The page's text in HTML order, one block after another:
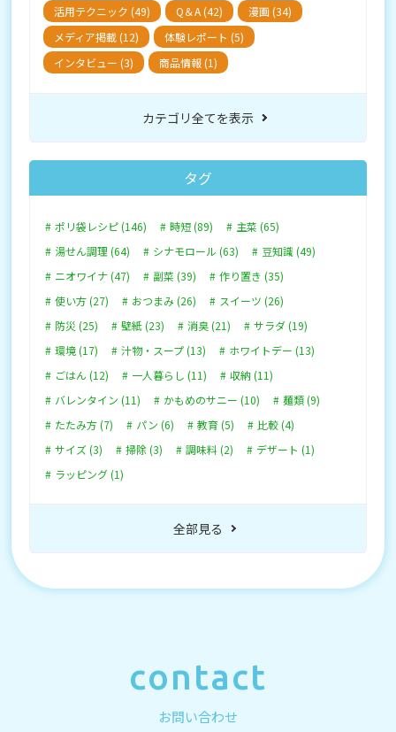
活用テクニック (49)
Q＆A (42)
漫画 (34)
メディア掲載 (12)
体験レポート (5)
インタビュー (3)
商品情報 (1)
カテゴリ全てを表示
タグ
ポリ袋レシピ (146) 時短 (89)
主菜 (65)
湯せん調理 (64)
シナモロール (63)
豆知識 (49)
ニオワイナ (47)
副菜 (39)
作り置き (35)
使い方 (27)
おつまみ (26)
スイーツ (26)
防災 (25)
壁紙 (23) 消臭 (21)
サラダ (19)
環境 (17)
汁物・スープ (13)
ホワイトデー (13)
ごはん (12)
一人暮らし (11)
収納 (11)
バレンタイン (11)
かもめのサニー (10)
麺類 (9)
たたみ方 (7)
パン (6) 教育 (5)
比較 (4)
サイズ (3)
掃除 (3) 調味料 (2)
デザート (1)
ラッピング (1)
全部見る
contact
お問い合わせ